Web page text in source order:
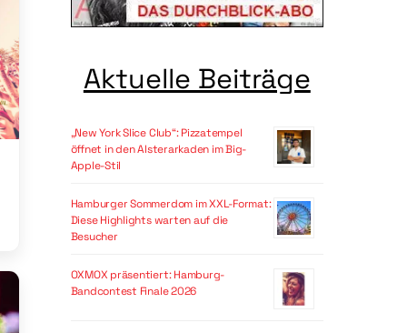
Aktuelle Beiträge
„New York Slice Club“: Pizzatempel
öffnet in den Alsterarkaden im Big-
Apple-Stil
Hamburger Sommerdom im XXL-Format:
Diese Highlights warten auf die
Besucher
OXMOX präsentiert: Hamburg-
Bandcontest Finale 2026